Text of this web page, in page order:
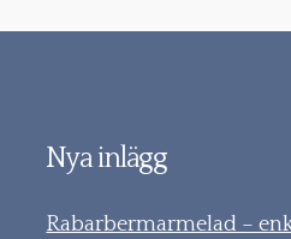
Nya inlägg
Rabarbermarmelad –